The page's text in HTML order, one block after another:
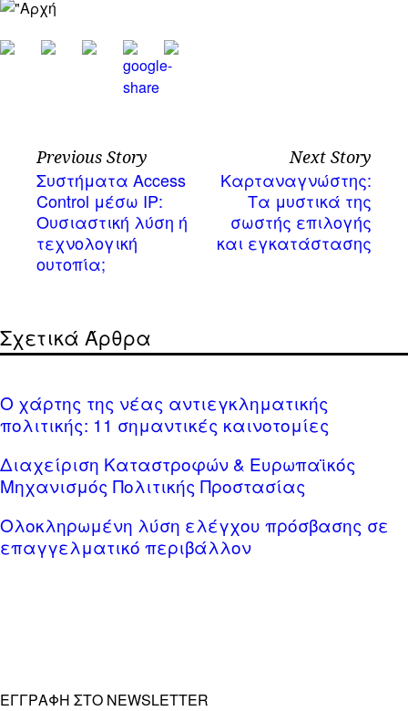
Previous Story
Συστήματα Access
Control μέσω IP:
Ουσιαστική λύση ή
τεχνολογική
ουτοπία;
Next Story
Καρταναγνώστης:
Τα μυστικά της
σωστής επιλογής
και εγκατάστασης
Σχετικά Άρθρα
Ο χάρτης της νέας αντιεγκληματικής
πολιτικής: 11 σημαντικές καινοτομίες
Διαχείριση Καταστροφών & Ευρωπαϊκός
Μηχανισμός Πολιτικής Προστασίας
Ολοκληρωμένη λύση ελέγχου πρόσβασης σε
επαγγελματικό περιβάλλον
ΕΓΓΡΑΦΗ ΣΤΟ NEWSLETTER